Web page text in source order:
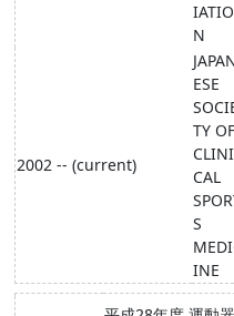
IATIO
N
2002 -- (current)
ESE
TY OF
CLINI
CAL
S
INE